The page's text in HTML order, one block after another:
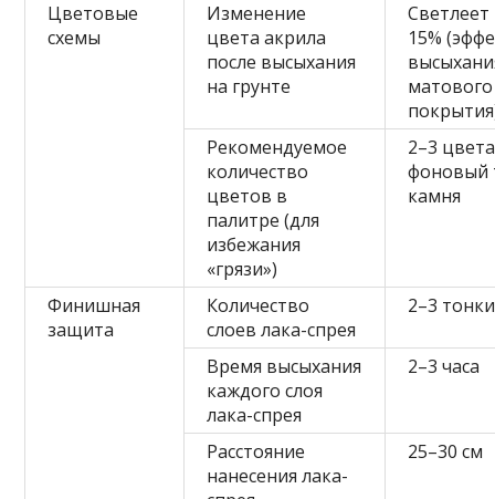
Цветовые
схемы
Изменение
цвета акрила
после высыхания
на грунте
Светлеет
15%
матового
Рекомендуемое
количество
цветов в
палитре (для
избежания
«грязи»)
2–3
фоновый
камня
Финишная
защита
Количество
слоев лака-спрея
2–3
Время высыхания
каждого слоя
лака-спрея
2–3 часа
Расстояние
нанесения лака-
25–30 см